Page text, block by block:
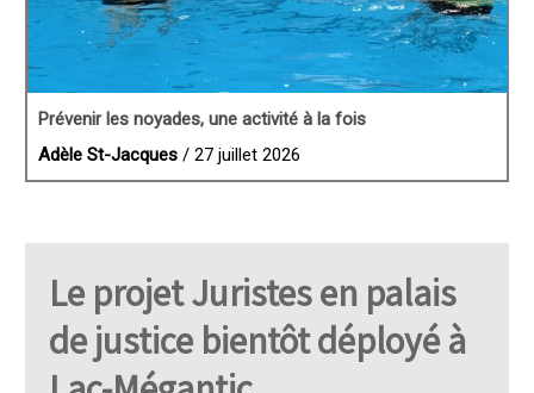
Prévenir les noyades, une activité à la fois
Adèle St-Jacques / 27 juillet 2026
Le projet Juristes en palais
de justice bientôt déployé à